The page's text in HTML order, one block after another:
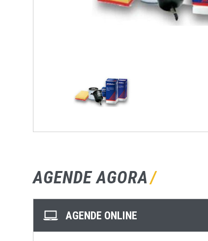
AGENDE AGORA
AGENDE ONLINE